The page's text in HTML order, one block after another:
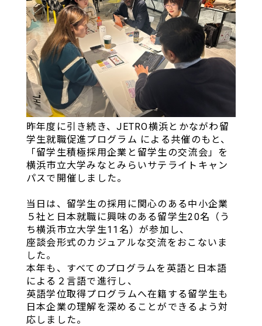
昨年度に引き続き、JETRO横浜とかながわ留
学生就職促進プログラム による共催のもと、
「留学生積極採用企業と留学生の交流会」を
横浜市立大学みなとみらいサテライトキャン
パスで開催しました。
当日は、留学生の採用に関心のある中小企業
５社と日本就職に興味のある留学生20名（う
ち横浜市立大学生11名）が参加し、
座談会形式のカジュアルな交流をおこないま
した。
本年も、すべてのプログラムを英語と日本語
による２言語で進行し、
英語学位取得プログラムへ在籍する留学生も
日本企業の理解を深めることができるよう対
応しました。